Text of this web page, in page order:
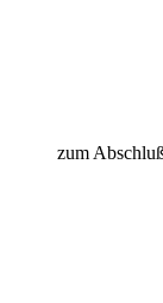
zum